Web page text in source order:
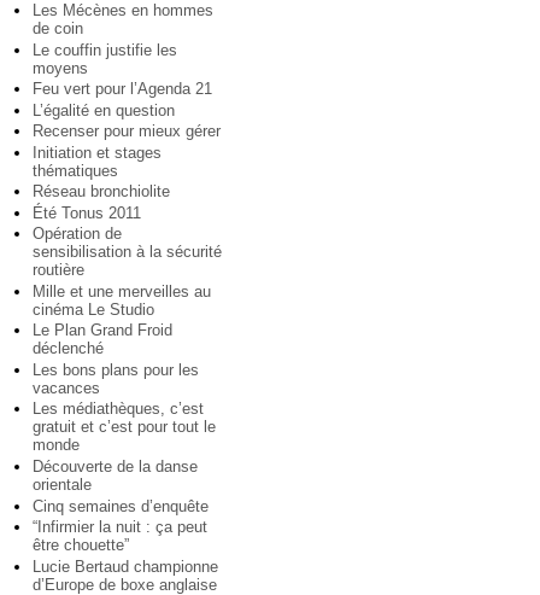
Les Mécènes en hommes
de coin
Le couffin justifie les
moyens
Feu vert pour l’Agenda 21
L’égalité en question
Recenser pour mieux gérer
Initiation et stages
thématiques
Réseau bronchiolite
Été Tonus 2011
Opération de
sensibilisation à la sécurité
routière
Mille et une merveilles au
cinéma Le Studio
Le Plan Grand Froid
déclenché
Les bons plans pour les
vacances
Les médiathèques, c’est
gratuit et c’est pour tout le
monde
Découverte de la danse
orientale
Cinq semaines d’enquête
“Infirmier la nuit : ça peut
être chouette”
Lucie Bertaud championne
d’Europe de boxe anglaise